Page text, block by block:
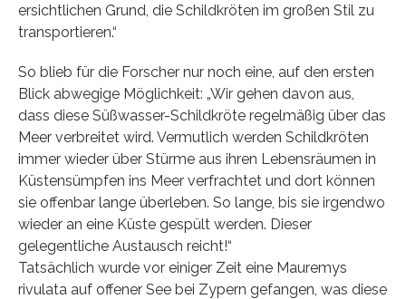
ersichtlichen Grund, die Schildkröten im großen Stil zu
transportieren.“
So blieb für die Forscher nur noch eine, auf den ersten
Blick abwegige Möglichkeit: „Wir gehen davon aus,
dass diese Süßwasser-Schildkröte regelmäßig über das
Meer verbreitet wird. Vermutlich werden Schildkröten
immer wieder über Stürme aus ihren Lebensräumen in
Küstensümpfen ins Meer verfrachtet und dort können
sie offenbar lange überleben. So lange, bis sie irgendwo
wieder an eine Küste gespült werden. Dieser
gelegentliche Austausch reicht!“
Tatsächlich wurde vor einiger Zeit eine Mauremys
rivulata auf offener See bei Zypern gefangen, was diese